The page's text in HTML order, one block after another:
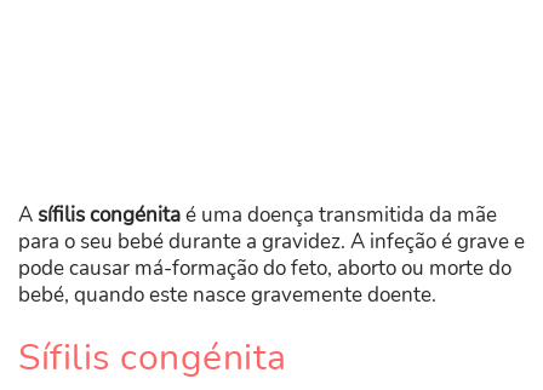
A sífilis congénitaé uma doença transmitida da mãe
para o seu bebé durante a gravidez. A infeção é grave e
pode causar má-formação do feto, aborto ou morte do
bebé, quando este nasce gravemente doente.
Sífilis congénita